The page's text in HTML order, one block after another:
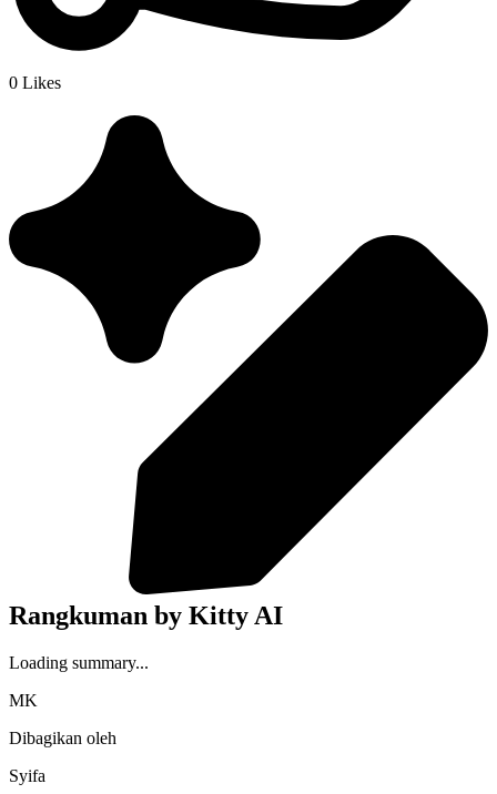
0 Likes
Rangkuman by Kitty AI
Loading summary...
MK
Dibagikan oleh
Syifa